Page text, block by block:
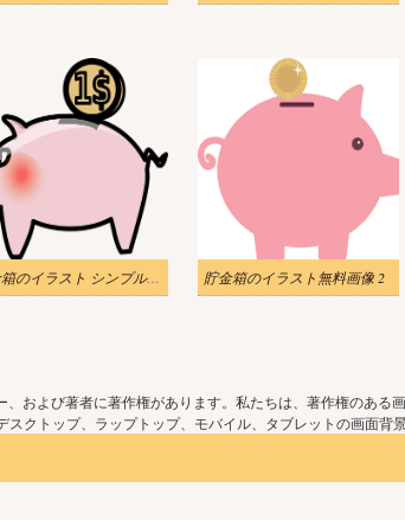
貯金箱のイラスト シンプル PNG 貯金箱のイラスト無料画像 2
および著者に著作権があります。私たちは、著作権のあ
クトップ、ラップトップ、モバイル、タブレットの画面背